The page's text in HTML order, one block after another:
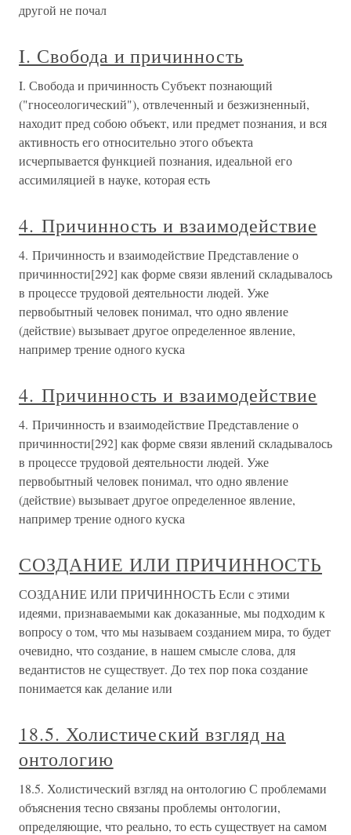
другой не почал
I. Свобода и причинность
I. Свобода и причинность Субъект познающий
("гносеологический"), отвлеченный и безжизненный,
находит пред собою объект, или предмет познания, и вся
активность его относительно этого объекта
исчерпывается функцией познания, идеальной его
ассимиляцией в науке, которая есть
4. Причинность и взаимодействие
4. Причинность и взаимодействие Представление о
причинности[292] как форме связи явлений складывалось
в процессе трудовой деятельности людей. Уже
первобытный человек понимал, что одно явление
(действие) вызывает другое определенное явление,
например трение одного куска
4. Причинность и взаимодействие
4. Причинность и взаимодействие Представление о
причинности[292] как форме связи явлений складывалось
в процессе трудовой деятельности людей. Уже
первобытный человек понимал, что одно явление
(действие) вызывает другое определенное явление,
например трение одного куска
СОЗДАНИЕ ИЛИ ПРИЧИННОСТЬ
СОЗДАНИЕ ИЛИ ПРИЧИННОСТЬ Если с этими
идеями, признаваемыми как доказанные, мы подходим к
вопросу о том, что мы называем созданием мира, то будет
очевидно, что создание, в нашем смысле слова, для
ведантистов не существует. До тех пор пока создание
понимается как делание или
18.5. Холистический взгляд на
онтологию
18.5. Холистический взгляд на онтологию С проблемами
объяснения тесно связаны проблемы онтологии,
определяющие, что реально, то есть существует на самом